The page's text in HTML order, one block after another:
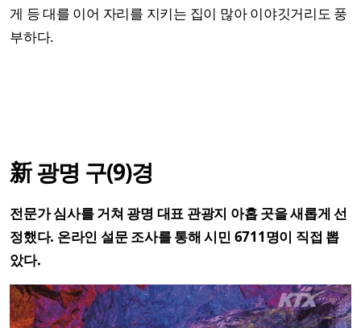
게 등 대를 이어 자리를 지키는 집이 많아 이야깃거리도 풍
부하다.
新 광명 구(9)경
전문가 심사를 거쳐 광명 대표 관광지 아홉 곳을 새롭게 선
정했다. 온라인 설문 조사를 통해 시민 6711명이 직접 뽑
았다.